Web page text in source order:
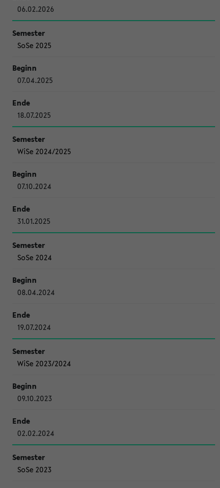
06.02.2026
SoSe 2025
07.04.2025
18.07.2025
WiSe 2024/2025
07.10.2024
31.01.2025
SoSe 2024
08.04.2024
19.07.2024
WiSe 2023/2024
09.10.2023
02.02.2024
SoSe 2023